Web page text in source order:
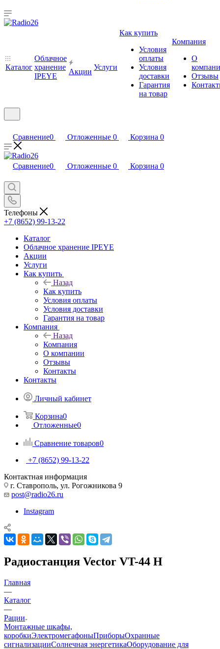
Каталог
Облачное
хранение
IPEYE
Акции
Услуги
Как купить
Условия
оплаты
Условия
доставки
Гарантия
на товар
Компания
О
Отзывы
Сравнение0 Отложенные 0 Корзина 0
Сравнение0 Отложенные 0 Корзина 0
Телефоны
+7 (8652) 99-13-22
Каталог
Облачное хранение IPEYE
Акции
Услуги
Как купить
Назад
Как купить
Условия оплаты
Условия доставки
Гарантия на товар
Компания
Назад
Компания
О компании
Отзывы
Контакты
Контакты
Личный кабинет
Корзина0
Отложенные0
Сравнение товаров0
+7 (8652) 99-13-22
Контактная информация
г. Ставрополь, ул. Рогожникова 9
post@radio26.ru
Instagram
Радиостанция Vector VT-44 H
Главная
—
Каталог
—
Рации
Монтажные шкафы,
коробкиЭлектромегафоныПриборыОхранные
сигнализацииСолнечная энергетикаОборудование для